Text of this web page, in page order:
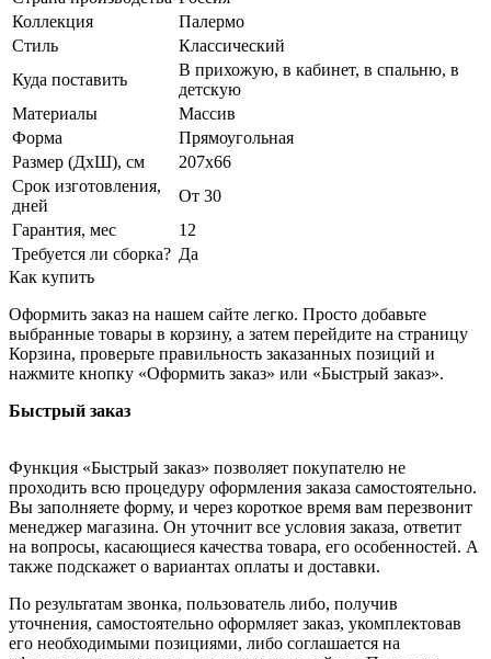
Коллекция
Палермо
Стиль
Классический
Куда поставить
В прихожую, в кабинет, в спальню, в
детскую
Материалы
Массив
Форма
Прямоугольная
Размер (ДхШ), см
207х66
Срок изготовления,
дней
От 30
Гарантия, мес
12
Требуется ли сборка? Да
Как купить
Оформить заказ на нашем сайте легко. Просто добавьте
выбранные товары в корзину, а затем перейдите на страницу
Корзина, проверьте правильность заказанных позиций и
нажмите кнопку «Оформить заказ» или «Быстрый заказ».
Быстрый заказ
Функция «Быстрый заказ» позволяет покупателю не
проходить всю процедуру оформления заказа самостоятельно.
Вы заполняете форму, и через короткое время вам перезвонит
менеджер магазина. Он уточнит все условия заказа, ответит
на вопросы, касающиеся качества товара, его особенностей. А
также подскажет о вариантах оплаты и доставки.
По результатам звонка, пользователь либо, получив
уточнения, самостоятельно оформляет заказ, укомплектовав
его необходимыми позициями, либо соглашается на